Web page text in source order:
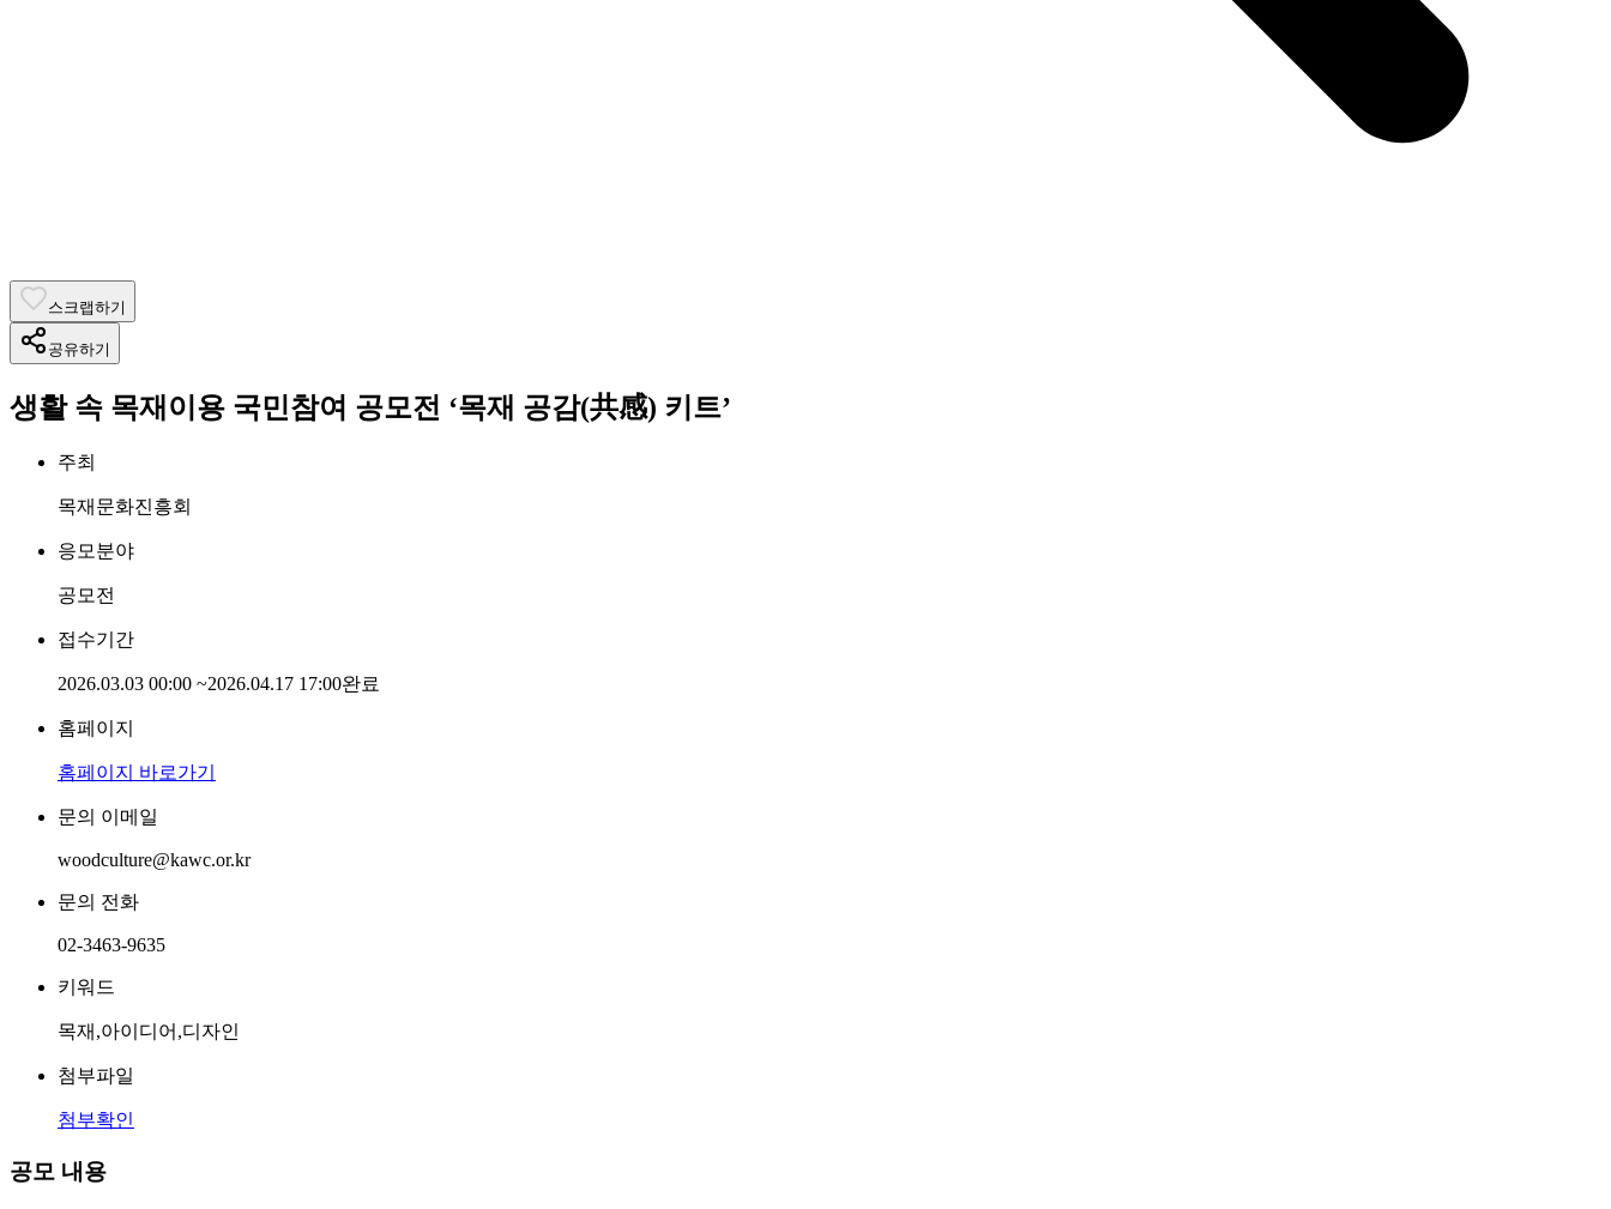
스크랩하기
공유하기
생활 속 목재이용 국민참여 공모전 ‘목재 공감(共感) 키트’
주최
목재문화진흥회
응모분야
공모전
접수기간
2026.03.03 00:00 ~2026.04.17 17:00완료
홈페이지
홈페이지 바로가기
문의 이메일
woodculture@kawc.or.kr
문의 전화
02-3463-9635
키워드
목재,아이디어,디자인
첨부파일
첨부확인
공모 내용